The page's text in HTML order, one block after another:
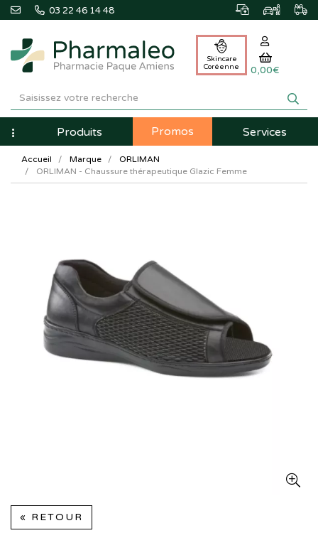
03 22 46 14 48
Pharmaleo
Pharmacie
Paque
Amiens
Skincare
Coréenne
0,00€
NavigationProduits Promos Services
Accueil Marque
ORLIMAN
ORLIMAN - Chaussure thérapeutique Glazic Femme
« RETOUR